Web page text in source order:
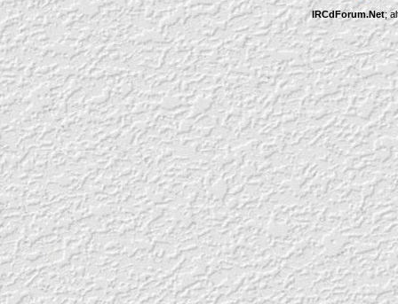
IRCdForum.Net;